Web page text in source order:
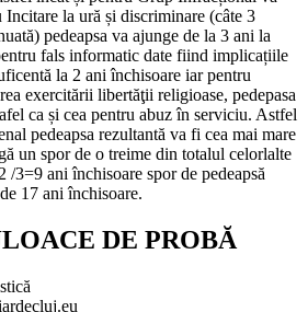
la ură și discriminare (câte 3
pedeapsa va ajunge de la 3 ani la
fals informatic date fiind implicațiile
la 2 ani închisoare iar pentru
exercitării libertăţii religioase, pedepasa
ca și cea pentru abuz în serviciu. Astfel
pedeapsa rezultantă va fi cea mai mare
un spor de o treime din totalul celorlalte
3=9 ani închisoare spor de pedeapsă
17 ani închisoare.
DE PROBĂ